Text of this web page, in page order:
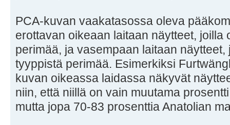
PCA-kuvan vaakatasossa oleva
erottavan oikeaan laitaan näytteet, joilla
perimää, ja vasempaan laitaan
tyyppistä perimää. Esimerkiksi
kuvan oikeassa laidassa näkyvät
niin, että niillä on vain muutama
mutta jopa 70-83 prosenttia Anatolian